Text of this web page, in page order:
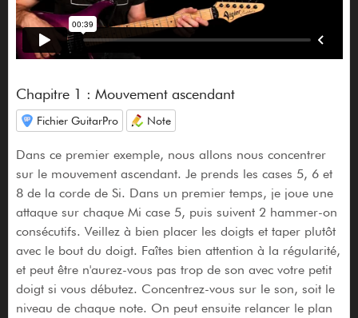
Chapitre 1 : Mouvement ascendant
Fichier GuitarPro Note
Dans ce premier exemple, nous allons nous concentrer
sur le mouvement ascendant. Je prends les cases 5, 6 et
8 de la corde de Si. Dans un premier temps, je joue une
attaque sur chaque Mi case 5, puis suivent 2 hammer-on
consécutifs. Veillez à bien placer les doigts et taper plutôt
avec le bout du doigt. Faîtes bien attention à la régularité,
et peut être n'aurez-vous pas trop de son avec votre petit
doigt si vous débutez. Concentrez-vous sur le son, soit le
niveau de chaque note. On peut ensuite relancer le plan